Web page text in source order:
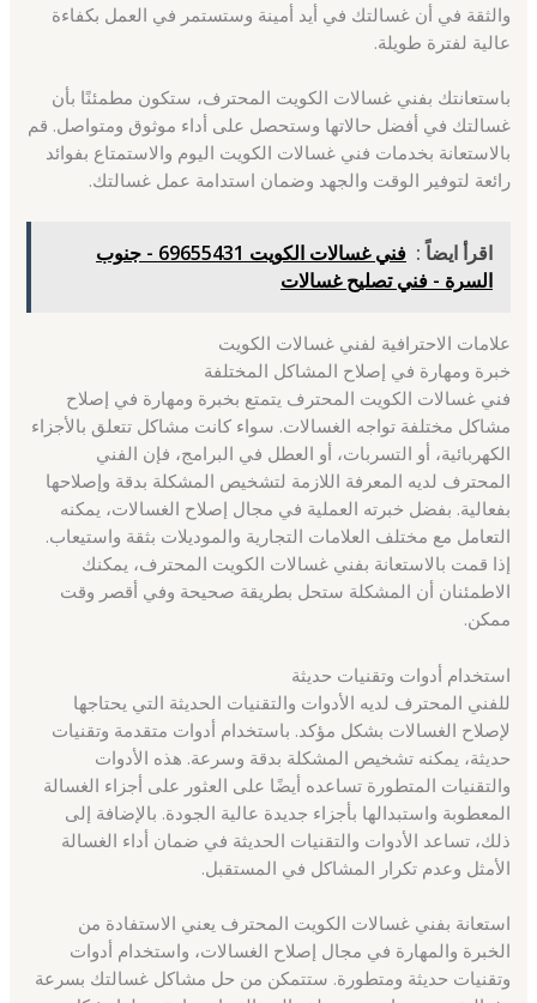
والثقة في أن غسالتك في أيد أمينة وستستمر في العمل بكفاءة
عالية لفترة طويلة.
باستعانتك بفني غسالات الكويت المحترف، ستكون مطمئنًا بأن
غسالتك في أفضل حالاتها وستحصل على أداء موثوق ومتواصل. قم
بالاستعانة بخدمات فني غسالات الكويت اليوم والاستمتاع بفوائد
رائعة لتوفير الوقت والجهد وضمان استدامة عمل غسالتك.
اقرأ ايضاً :
فني غسالات الكويت 69655431 - جنوب
السرة - فني تصليح غسالات
علامات الاحترافية لفني غسالات الكويت
خبرة ومهارة في إصلاح المشاكل المختلفة
فني غسالات الكويت المحترف يتمتع بخبرة ومهارة في إصلاح
مشاكل مختلفة تواجه الغسالات. سواء كانت مشاكل تتعلق بالأجزاء
الكهربائية، أو التسربات، أو العطل في البرامج، فإن الفني
المحترف لديه المعرفة اللازمة لتشخيص المشكلة بدقة وإصلاحها
بفعالية. بفضل خبرته العملية في مجال إصلاح الغسالات، يمكنه
التعامل مع مختلف العلامات التجارية والموديلات بثقة واستيعاب.
إذا قمت بالاستعانة بفني غسالات الكويت المحترف، يمكنك
الاطمئنان أن المشكلة ستحل بطريقة صحيحة وفي أقصر وقت
ممكن.
استخدام أدوات وتقنيات حديثة
للفني المحترف لديه الأدوات والتقنيات الحديثة التي يحتاجها
لإصلاح الغسالات بشكل مؤكد. باستخدام أدوات متقدمة وتقنيات
حديثة، يمكنه تشخيص المشكلة بدقة وسرعة. هذه الأدوات
والتقنيات المتطورة تساعده أيضًا على العثور على أجزاء الغسالة
المعطوبة واستبدالها بأجزاء جديدة عالية الجودة. بالإضافة إلى
ذلك، تساعد الأدوات والتقنيات الحديثة في ضمان أداء الغسالة
الأمثل وعدم تكرار المشاكل في المستقبل.
استعانة بفني غسالات الكويت المحترف يعني الاستفادة من
الخبرة والمهارة في مجال إصلاح الغسالات، واستخدام أدوات
وتقنيات حديثة ومتطورة. ستتمكن من حل مشاكل غسالتك بسرعة